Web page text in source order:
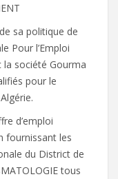
sa politique de
Pour l’Emploi
la société Gourma
pour le
d’emploi
fournissant les
du District de
tous